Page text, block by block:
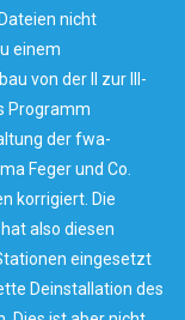
nicht
einem
von der II zur III-
Programm
der fwa-
Feger und Co.
korrigiert. Die
also diesen
eingesetzt
Deinstallation des